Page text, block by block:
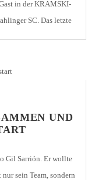
in der KRAMSKI-
SC. Das letzte
UND
Gil Sarrión. Er wollte
sein Team, sondern